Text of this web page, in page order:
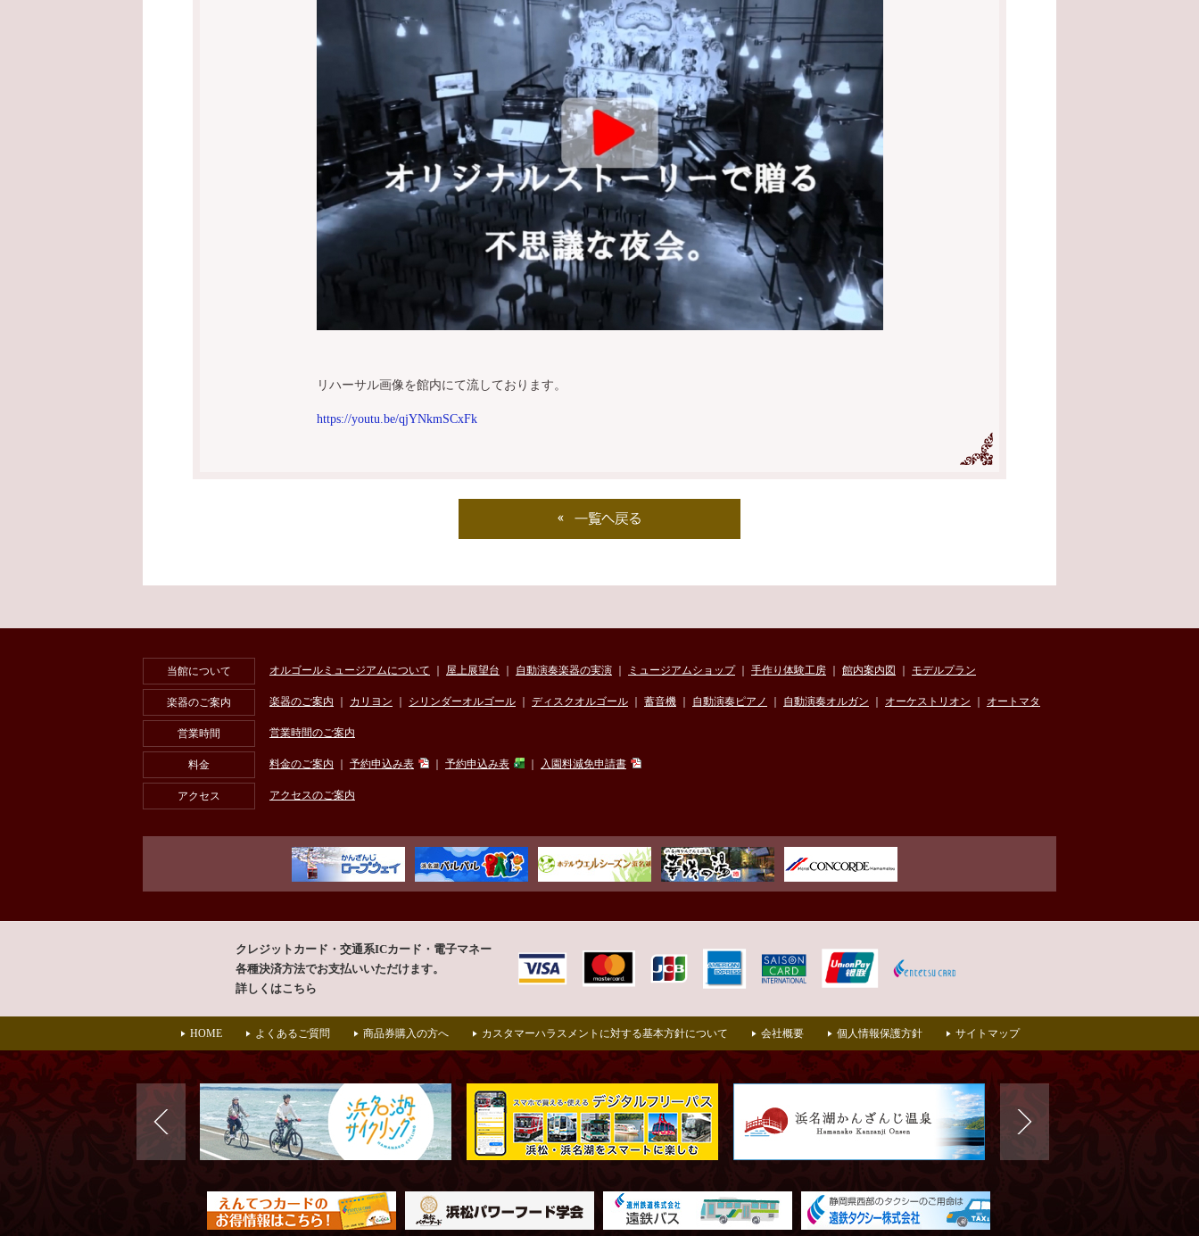
リハーサル画像を館内にて流しております。
https://youtu.be/qjYNkmSCxFk
当館について オルゴールミュージアムについて 屋上展望台 自動演奏楽器の実演 ミュージアムショップ｜ 手作り体験工房 館内案内図 モデルプラン
楽器のご案内 楽器のご案内 カリヨン シリンダーオルゴール ディスクオルゴール 蓄音機 自動演奏ピアノ 自動演奏オルガン オーケストリオン オートマタ
営業時間 営業時間のご案内
料金 料金のご案内 予約申込み表 予約申込み表 入園料減免申請書
アクセス アクセスのご案内
クレジットカード・交通系ICカード・ 電子マネー
各種決済方法でお支払いいただけます。
詳しくはこちら
HOME よくあるご質問 商品券購入の方へ カスタマーハラスメントに対する基本方針について 会社概要 個人情報保護方針 サイトマップ